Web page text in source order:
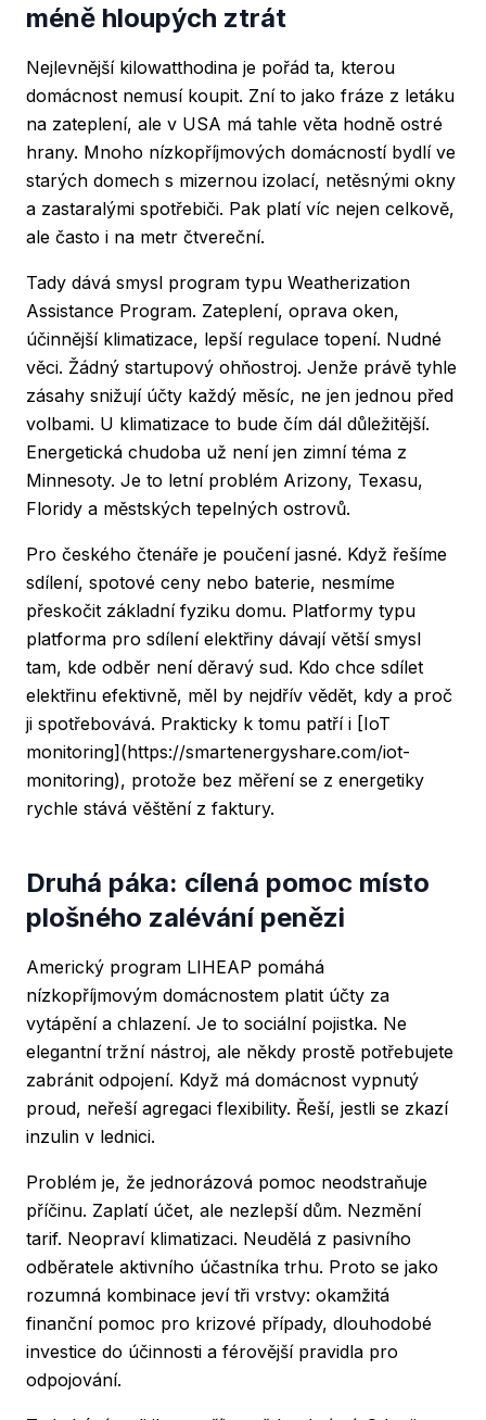
méně hloupých ztrát
Nejlevnější kilowatthodina je pořád ta, kterou
domácnost nemusí koupit. Zní to jako fráze z letáku
na zateplení, ale v USA má tahle věta hodně ostré
hrany. Mnoho nízkopříjmových domácností bydlí ve
starých domech s mizernou izolací, netěsnými okny
a zastaralými spotřebiči. Pak platí víc nejen celkově,
ale často i na metr čtvereční.
Tady dává smysl program typu Weatherization
Assistance Program. Zateplení, oprava oken,
účinnější klimatizace, lepší regulace topení. Nudné
věci. Žádný startupový ohňostroj. Jenže právě tyhle
zásahy snižují účty každý měsíc, ne jen jednou před
volbami. U klimatizace to bude čím dál důležitější.
Energetická chudoba už není jen zimní téma z
Minnesoty. Je to letní problém Arizony, Texasu,
Floridy a městských tepelných ostrovů.
Pro českého čtenáře je poučení jasné. Když řešíme
sdílení, spotové ceny nebo baterie, nesmíme
přeskočit základní fyziku domu. Platformy typu
platforma pro sdílení elektřiny dávají větší smysl
tam, kde odběr není děravý sud. Kdo chce sdílet
elektřinu efektivně, měl by nejdřív vědět, kdy a proč
ji spotřebovává. Prakticky k tomu patří i [IoT
monitoring](https://smartenergyshare.com/iot-
monitoring), protože bez měření se z energetiky
rychle stává věštění z faktury.
Druhá páka: cílená pomoc místo
plošného zalévání penězi
Americký program LIHEAP pomáhá
nízkopříjmovým domácnostem platit účty za
vytápění a chlazení. Je to sociální pojistka. Ne
elegantní tržní nástroj, ale někdy prostě potřebujete
zabránit odpojení. Když má domácnost vypnutý
proud, neřeší agregaci flexibility. Řeší, jestli se zkazí
inzulin v lednici.
Problém je, že jednorázová pomoc neodstraňuje
příčinu. Zaplatí účet, ale nezlepší dům. Nezmění
tarif. Neopraví klimatizaci. Neudělá z pasivního
odběratele aktivního účastníka trhu. Proto se jako
rozumná kombinace jeví tři vrstvy: okamžitá
finanční pomoc pro krizové případy, dlouhodobé
investice do účinnosti a férovější pravidla pro
odpojování.